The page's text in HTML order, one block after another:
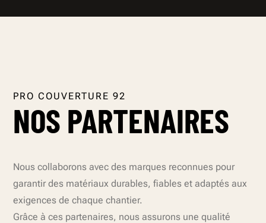
PRO COUVERTURE 92
NOS PARTENAIRES
Nous collaborons avec des marques reconnues pour
garantir des matériaux durables, fiables et adaptés aux
exigences de chaque chantier.
Grâce à ces partenaires, nous assurons une qualité